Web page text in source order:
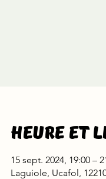
Heure et
15 sept. 2024, 19:00 –
Laguiole, Ucafol,